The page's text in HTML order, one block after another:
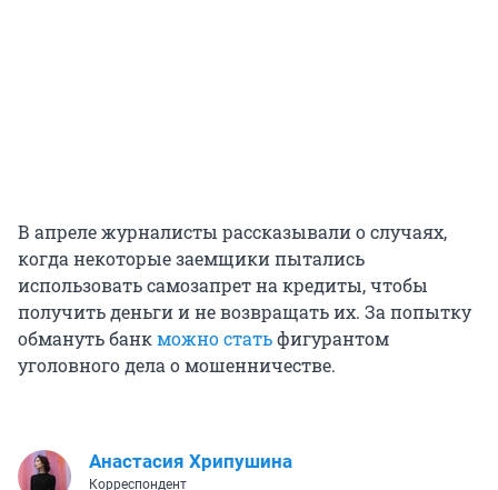
В апреле журналисты рассказывали о случаях,
когда некоторые заемщики пытались
использовать самозапрет на кредиты, чтобы
получить деньги и не возвращать их. За попытку
обмануть банкможно статьфигурантом
уголовного дела о мошенничестве.
Анастасия Хрипушина
Корреспондент